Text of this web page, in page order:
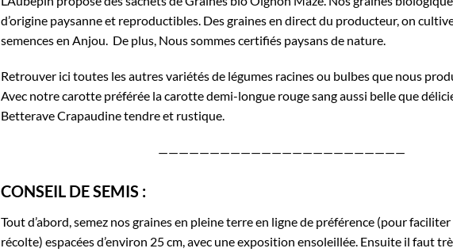
d’origine paysanne et reproductibles. Des graines en direct du producteur, on
semences en Anjou. De plus, Nous sommes certifiés paysans de nature.
Retrouver ici toutes les autres variétés de légumes racines ou bulbes que nous
Avec notre carotte préférée lacarotte demi-longue rouge sangaussi belle que
Betterave Crapaudinetendre et rustique.
————————————————————————
CONSEIL DE SEMIS :
Tout d’abord, semez nos graines en pleine terre en ligne de préférence (pour
récolte) espacées d’environ 25 cm, avec une exposition ensoleillée. Ensuite il faut